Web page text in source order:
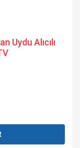
Uydu Alıcılı